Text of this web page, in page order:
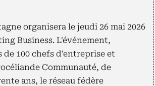
organisera le jeudi 26 mai 2026
Business. L'événement,
100 chefs d'entreprise et
Communauté, de
ans, le réseau fédère